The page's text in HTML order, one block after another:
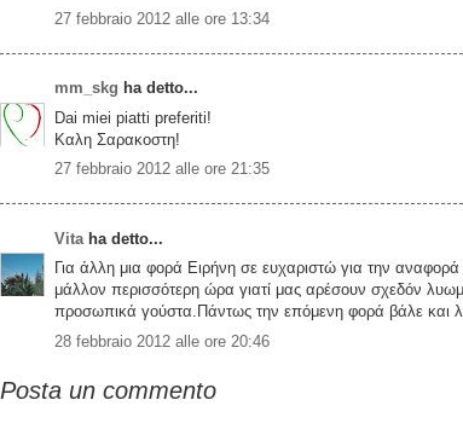
27 febbraio 2012 alle ore 13:34
mm_skg ha detto...
Dai miei piatti preferiti!
Καλη Σαρακοστη!
27 febbraio 2012 alle ore 21:35
Vita ha detto...
Για άλλη μια φορά Ειρήνη σε ευχαριστώ για την
μάλλον περισσότερη ώρα γιατί μας αρέσουν σχεδόν
προσωπικά γούστα.Πάντως την επόμενη φορά βάλε και
28 febbraio 2012 alle ore 20:46
Posta un commento